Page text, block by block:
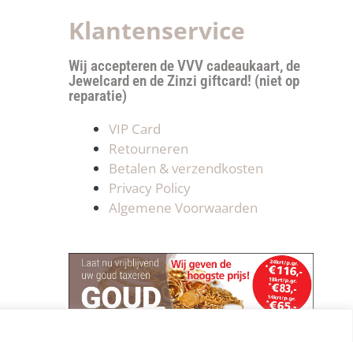
Klantenservice
Wij accepteren de VVV cadeaukaart, de
Jewelcard en de Zinzi giftcard! (niet op
reparatie)
VIP Card
Retourneren
Betalen & verzendkosten
Privacy Policy
Algemene Voorwaarden